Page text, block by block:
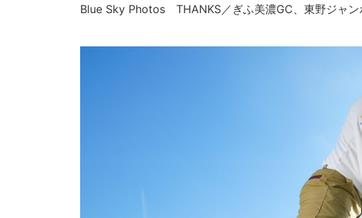
Blue Sky Photos THANKS／ぎふ美濃GC、東野ジャン